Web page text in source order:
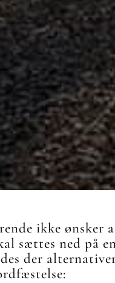
ikke ønsker
sættes ned på
der